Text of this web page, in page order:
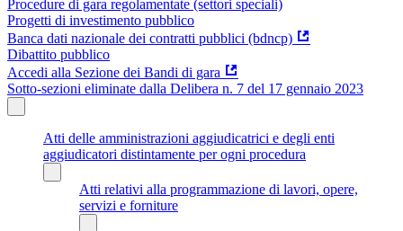
Procedure di gara regolamentate (settori speciali)
Progetti di investimento pubblico
Banca dati nazionale dei contratti pubblici (bdncp)
Dibattito pubblico
Accedi alla Sezione dei Bandi di gara
Sotto-sezioni eliminate dalla Delibera n. 7 del 17 gennaio 2023
Atti delle amministrazioni aggiudicatrici e degli enti
aggiudicatori distintamente per ogni procedura
Atti relativi alla programmazione di lavori, opere,
servizi e forniture